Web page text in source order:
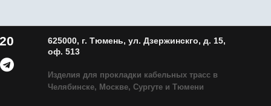
625000, г. Тюмень, ул. Дзержинскго, д. 15,
оф. 513
Изделия для прокладки кабельных трасс в
Челябинске, Москве, Сургуте и Тюмени